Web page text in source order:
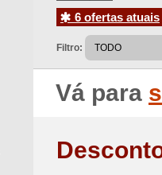
6 ofertas atuais
Filtro:
Vá para